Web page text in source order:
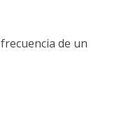
de un